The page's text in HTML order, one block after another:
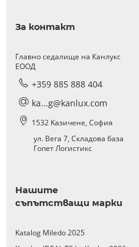
За контакт
Главно седалище на Канлукс
ЕООД
+359 885 888 404
ka...g@kanlux.com
1532 Kазичене, София
ул. Вега 7, Складова база
Гопет Логистикс
Нашите
съпътстващи марки
Katalog Miledo 2025